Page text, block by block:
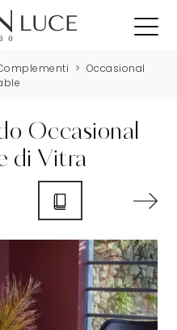
> Occasional
Occasional
di Vitra